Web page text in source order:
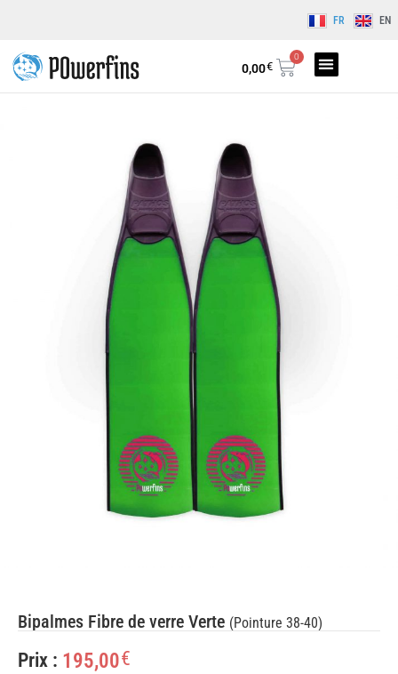
FR EN
0,00€
0
Bipalmes Fibre de verre Verte (Pointure 38-40)
Prix : 195,00€